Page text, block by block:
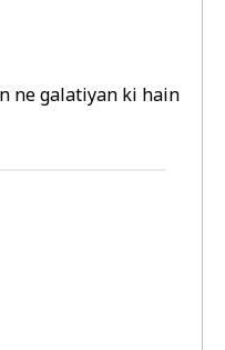
ne galatiyan ki hain